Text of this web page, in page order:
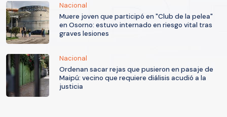
Nacional
Muere joven que participó en "Club de la pelea"
en Osorno: estuvo internado en riesgo vital tras
graves lesiones
Nacional
Ordenan sacar rejas que pusieron en pasaje de
Maipú: vecino que requiere diálisis acudió a la
justicia